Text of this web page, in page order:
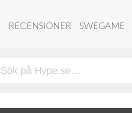
RECENSIONER SWEGAME